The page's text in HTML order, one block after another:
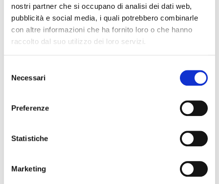
nostri partner che si occupano di analisi dei dati web,
pubblicità e social media, i quali potrebbero combinarle
con altre informazioni che ha fornito loro o che hanno
raccolto dal suo utilizzo dei loro servizi.
Necessari
Preferenze
Statistiche
Marketing
Leggi tutto
A Reggio Emilia corso di formazione su
Privacy e Antiriciclaggio